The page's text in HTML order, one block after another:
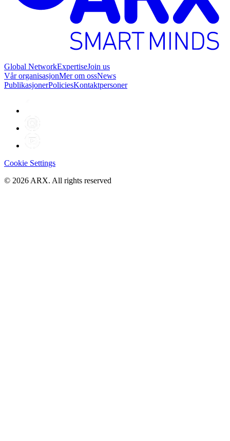
Global NetworkExpertiseJoin us
Vår organisasjonMer om ossNews
PublikasjonerPoliciesKontaktpersoner
Cookie Settings
© 2026 ARX. All rights reserved